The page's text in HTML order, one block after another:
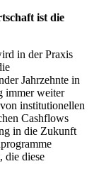
ist die
in der Praxis
Jahrzehnte in
immer weiter
institutionellen
Cashflows
in die Zukunft
die diese